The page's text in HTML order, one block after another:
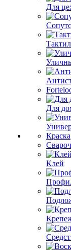
Для
Для
Краска
Клей